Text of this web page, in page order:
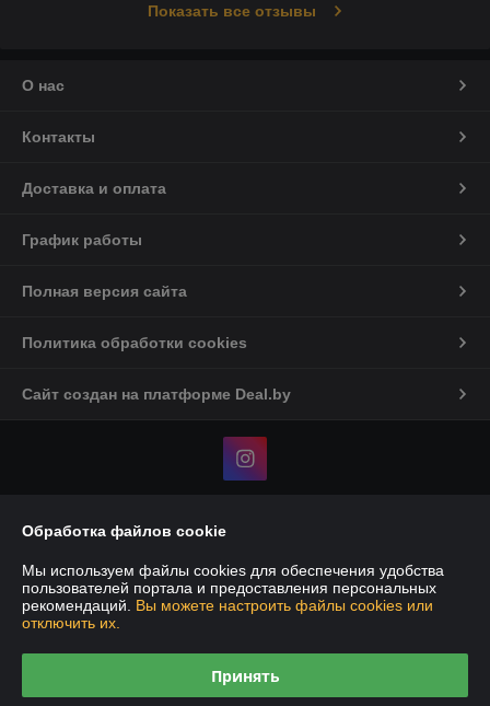
Показать все отзывы
О нас
Контакты
Доставка и оплата
График работы
Полная версия сайта
Политика обработки cookies
Сайт создан на платформе Deal.by
Информация для покупателя
Юридическое лицо: ИП Говоруха Андрей Васильевич
Минская обл., Минский р-н, аг.Ждановичи, ул.Вокзальная, 29а
Регистрационный номер ЕГР: 191373649
Регистрационный орган: исполком минского р-на
Обработка файлов cookie
Мы используем файлы cookies для обеспечения удобства
пользователей портала и предоставления персональных
рекомендаций. Вы можете настроить файлы cookies или
отключить их.
Принять